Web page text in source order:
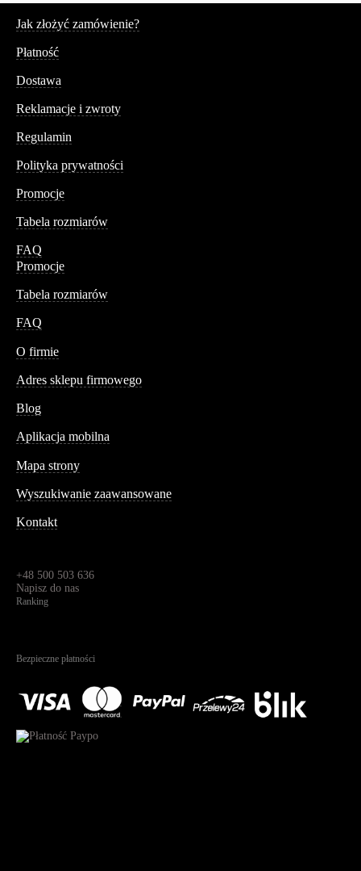
Jak złożyć zamówienie?
Płatność
Dostawa
Reklamacje i zwroty
Regulamin
Polityka prywatności
Promocje
Tabela rozmiarów
FAQ
Promocje
Tabela rozmiarów
FAQ
O firmie
Adres sklepu firmowego
Blog
Aplikacja mobilna
Mapa strony
Wyszukiwanie zaawansowane
Kontakt
+48 500 503 636
Napisz do nas
Ranking
Bezpieczne płatności